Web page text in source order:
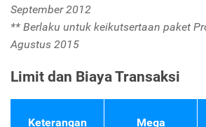
September 2012
** Berlaku untuk keikutsertaan paket
Agustus 2015
Limit dan Biaya Transaksi
Keterangan Mega